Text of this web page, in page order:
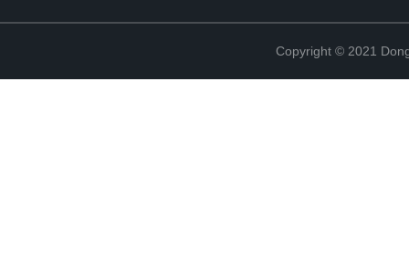
Copyright © 2021